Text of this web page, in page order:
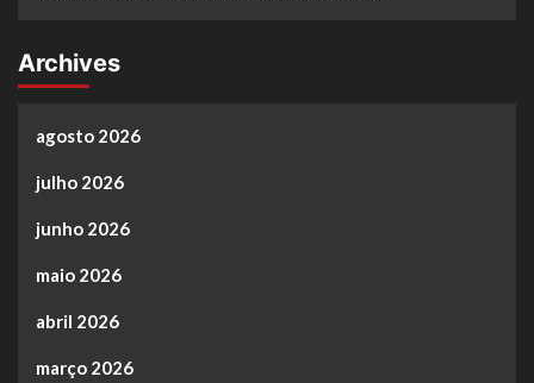
Archives
agosto 2026
julho 2026
junho 2026
maio 2026
abril 2026
março 2026